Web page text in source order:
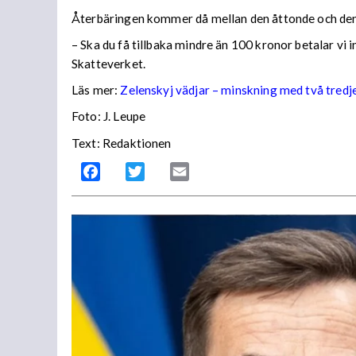
Återbäringen kommer då mellan den åttonde och
– Ska du få tillbaka mindre än 100 kronor betalar
Skatteverket.
Läs mer: Zelenskyj vädjar – minskning med två
Foto: J. Leupe
Text: Redaktionen
Facebook Twitter